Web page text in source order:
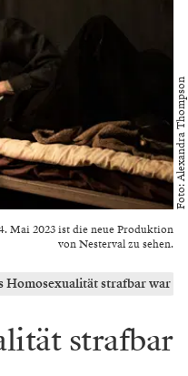
Mai 2023 ist die neue Produktion
von Nesterval zu sehen.
Foto: Alexandra Thompson
Homosexualität strafbar war
strafbar